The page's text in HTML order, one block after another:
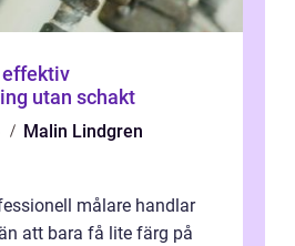
utan schakt
Malin Lindgren
målare handlar
att bara få lite färg på